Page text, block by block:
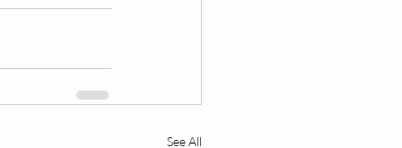
See All